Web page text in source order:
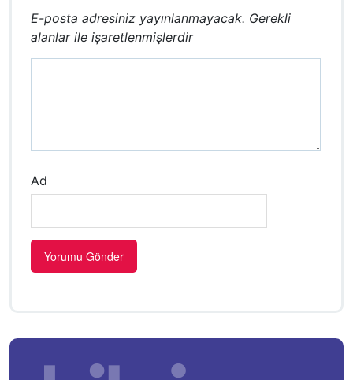
E-posta adresiniz yayınlanmayacak. Gerekli
alanlar ile işaretlenmişlerdir
Ad